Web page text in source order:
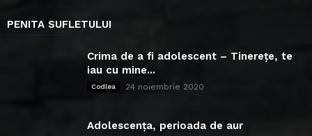
PENITA SUFLETULUI
Crima de a fi adolescent – Tinerețe, te
iau cu mine...
Codlea 24 noiembrie 2020
Adolescența, perioada de aur